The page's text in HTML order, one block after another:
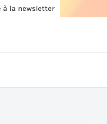
à la newsletter